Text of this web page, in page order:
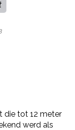
die tot 12 meter
werd als